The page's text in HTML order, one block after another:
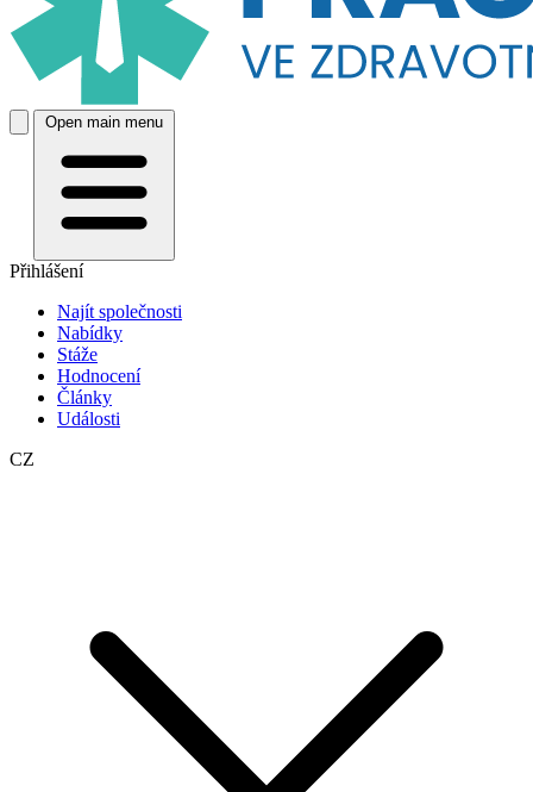
Open main menu
Přihlášení
Najít společnosti
Nabídky
Stáže
Hodnocení
Články
Události
CZ